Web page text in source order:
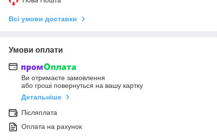
Всі умови доставки
Умови оплати
Ви отримаєте замовлення
або гроші повернуться на вашу картку
Детальніше
Післяплата
Оплата на рахунок